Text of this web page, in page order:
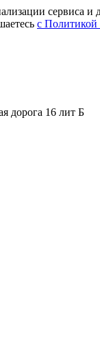
сервиса и
c Политикой
дорога 16 лит Б